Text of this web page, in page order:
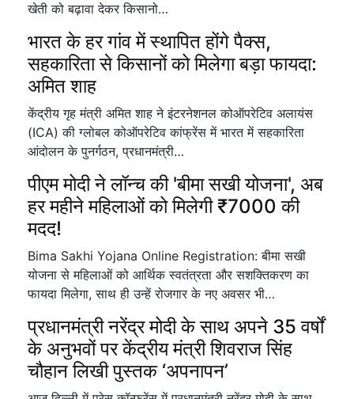
खेती को बढ़ावा देकर किसानो…
भारत के हर गांव में स्थापित होंगे पैक्स,
सहकारिता से किसानों को मिलेगा बड़ा फायदा:
अमित शाह
केंद्रीय गृह मंत्री अमित शाह ने इंटरनेशनल कोऑपरेटिव अलायंस
(ICA) की ग्लोबल कोऑपरेटिव कांफ्रेंस में भारत में सहकारिता
आंदोलन के पुनर्गठन, प्रधानमंत्री…
पीएम मोदी ने लॉन्च की 'बीमा सखी योजना', अब
हर महीने महिलाओं को मिलेगी ₹7000 की
मदद!
Bima Sakhi Yojana Online Registration: बीमा सखी
योजना से महिलाओं को आर्थिक स्वतंत्रता और सशक्तिकरण का
फायदा मिलेगा, साथ ही उन्हें रोजगार के नए अवसर भी…
प्रधानमंत्री नरेंद्र मोदी के साथ अपने 35 वर्षों
के अनुभवों पर केंद्रीय मंत्री शिवराज सिंह
चौहान लिखी पुस्तक ‘अपनापन’